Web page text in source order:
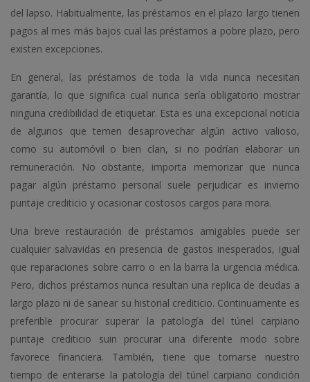
del lapso. Habitualmente, las préstamos en el plazo largo tienen
pagos al mes más bajos cual las préstamos a pobre plazo, pero
existen excepciones.
En general, las préstamos de toda la vida nunca necesitan
garantía, lo que significa cual nunca serí­a obligatorio mostrar
ninguna credibilidad de etiquetar. Esta es una excepcional noticia
de algunos que temen desaprovechar algún activo valioso,
como su automóvil o bien clan, si no podrían elaborar un
remuneración. No obstante, importa memorizar que nunca
pagar algún préstamo personal suele perjudicar es invierno
puntaje crediticio y ocasionar costosos cargos para mora.
Una breve restauración de préstamos amigables puede ser
cualquier salvavidas en presencia de gastos inesperados, igual
que reparaciones sobre carro o en la barra la urgencia médica.
Pero, dichos préstamos nunca resultan una replica de deudas a
largo plazo ni de sanear su historial crediticio. Continuamente es
preferible procurar superar la patologí­a del túnel carpiano
puntaje crediticio suin procurar una diferente modo sobre
favorece financiera. También, tiene que tomarse nuestro
tiempo de enterarse la patologí­a del túnel carpiano condición